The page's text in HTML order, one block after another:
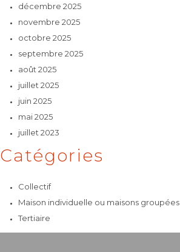
décembre 2025
novembre 2025
octobre 2025
septembre 2025
août 2025
juillet 2025
juin 2025
mai 2025
juillet 2023
Catégories
Collectif
Maison individuelle ou maisons groupées
Tertiaire